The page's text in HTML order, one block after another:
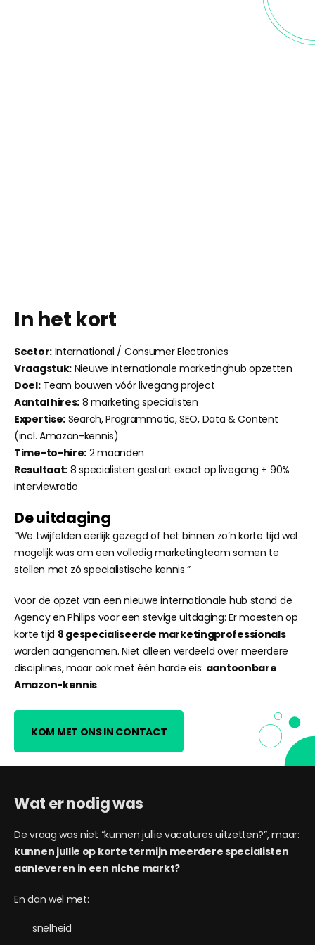
In het kort
Sector:International / Consumer Electronics
Vraagstuk: Nieuwe internationale marketinghub opzetten
Doel:Team bouwen vóór livegang project
Aantal hires: 8 marketing specialisten
Expertise: Search, Programmatic, SEO, Data & Content
(incl. Amazon-kennis)
Time-to-hire: 2 maanden
Resultaat: 8 specialisten gestart exact op livegang + 90%
interviewratio
De uitdaging
“We twijfelden eerlijk gezegd of het binnen zo’n korte tijd wel
mogelijk was om een volledig marketingteam samen te
stellen met zó specialistische kennis.”
Voor de opzet van een nieuwe internationale hub stond de
Agency en Philips voor een stevige uitdaging: Er moesten op
korte tijd 8 gespecialiseerde marketingprofessionals
worden aangenomen. Niet alleen verdeeld over meerdere
disciplines, maar ook met één harde eis: aantoonbare
Amazon-kennis.
KOM MET ONS IN CONTACT
Wat er nodig was
De vraag was niet “kunnen jullie vacatures uitzetten?”, maar:
kunnen jullie op korte termijn meerdere specialisten
aanleveren in een niche markt?
En dan wel met:
snelheid